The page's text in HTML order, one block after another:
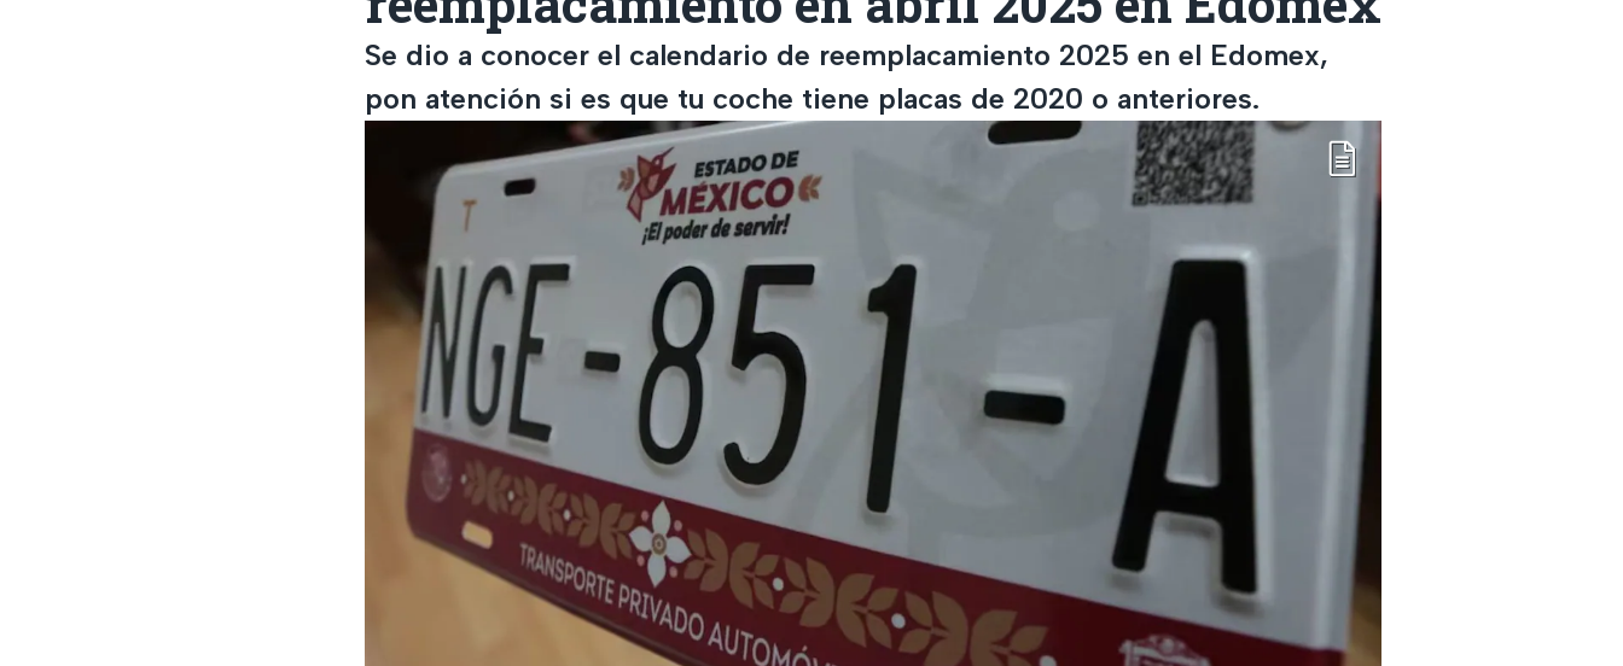
Se dio a conocer el calendario de reemplacamiento 2025 en el Edomex,
pon atención si es que tu coche tiene placas de 2020 o anteriores.